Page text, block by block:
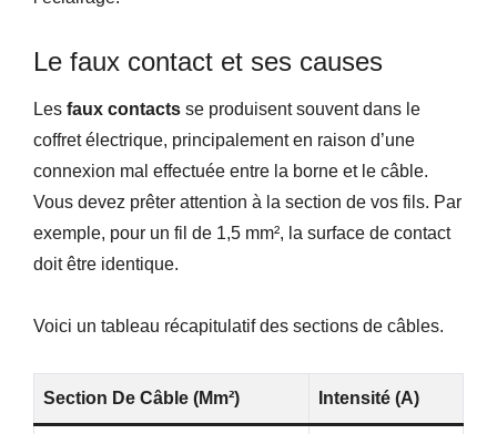
Le faux contact et ses causes
Les faux contacts se produisent souvent dans le
coffret électrique, principalement en raison d’une
connexion mal effectuée entre la borne et le câble.
Vous devez prêter attention à la section de vos fils. Par
exemple, pour un fil de 1,5 mm², la surface de contact
doit être identique.
Voici un tableau récapitulatif des sections de câbles.
Section De Câble (mm²) Intensité (A)